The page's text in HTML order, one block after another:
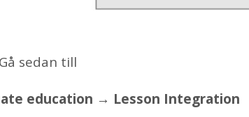
se­dan till
educa­tion → Les­son In­teg­ra­tion